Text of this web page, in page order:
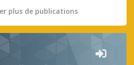
plus de publications